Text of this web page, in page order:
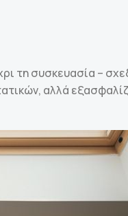
τη συσκευασία –
αλλά